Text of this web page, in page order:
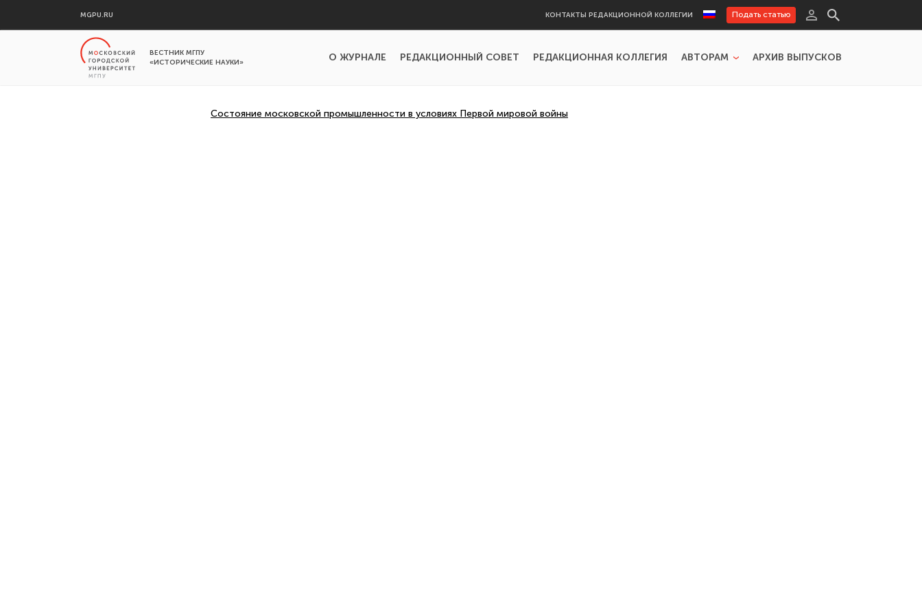
MGPU.RU КОНТАКТЫ РЕДАКЦИОННОЙ КОЛЛЕГИИ Подать статью
ВЕСТНИК МГПУ
«ИСТОРИЧЕСКИЕ НАУКИ»
О ЖУРНАЛЕ РЕДАКЦИОННЫЙ СОВЕТ РЕДАКЦИОННАЯ КОЛЛЕГИЯ АВТОРАМ АРХИВ ВЫПУСКОВ
Состояние московской промышленности в условиях Первой мировой войны